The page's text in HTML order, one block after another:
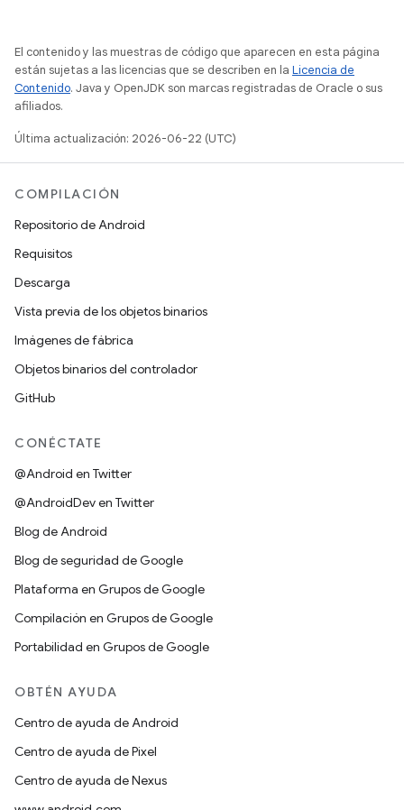
El contenido y las muestras de código que aparecen en esta página
están sujetas a las licencias que se describen en la Licencia de
Contenido. Java y OpenJDK son marcas registradas de Oracle o sus
afiliados.
Última actualización: 2026-06-22 (UTC)
COMPILACIÓN
Repositorio de Android
Requisitos
Descarga
Vista previa de los objetos binarios
Imágenes de fábrica
Objetos binarios del controlador
GitHub
CONÉCTATE
@Android en Twitter
@AndroidDev en Twitter
Blog de Android
Blog de seguridad de Google
Plataforma en Grupos de Google
Compilación en Grupos de Google
Portabilidad en Grupos de Google
OBTÉN AYUDA
Centro de ayuda de Android
Centro de ayuda de Pixel
Centro de ayuda de Nexus